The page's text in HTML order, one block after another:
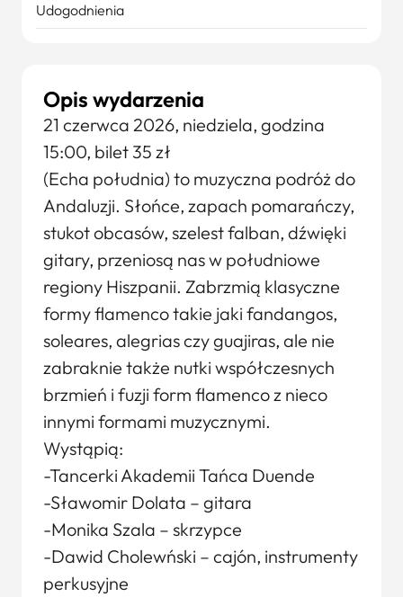
Opis wydarzenia
21 czerwca 2026, niedziela, godzina
15:00, bilet 35 zł
(Echa południa) to muzyczna podróż do
Andaluzji. Słońce, zapach pomarańczy,
stukot obcasów, szelest falban, dźwięki
gitary, przeniosą nas w południowe
regiony Hiszpanii. Zabrzmią klasyczne
formy flamenco takie jaki fandangos,
soleares, alegrias czy guajiras, ale nie
zabraknie także nutki współczesnych
brzmień i fuzji form flamenco z nieco
innymi formami muzycznymi.
Wystąpią:
-Tancerki Akademii Tańca Duende
-Sławomir Dolata – gitara
-Monika Szala – skrzypce
-Dawid Cholewński – cajón, instrumenty
perkusyjne
Udogodnienia